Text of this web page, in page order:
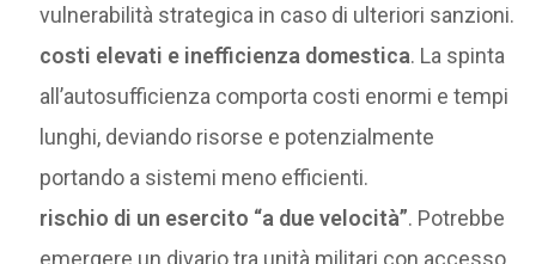
vulnerabilità strategica in caso di ulteriori sanzioni.
costi elevati e inefficienza domestica. La spinta
all’autosufficienza comporta costi enormi e tempi
lunghi, deviando risorse e potenzialmente
portando a sistemi meno efficienti.
rischio di un esercito “a due velocità”. Potrebbe
emergere un divario tra unità militari con accesso